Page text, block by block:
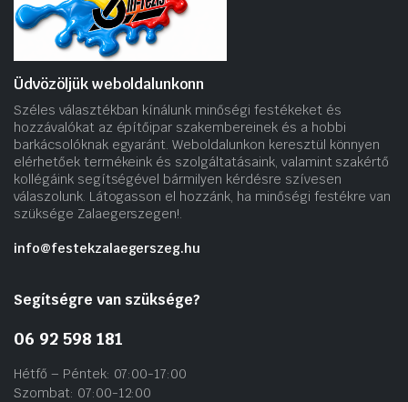
Üdvözöljük weboldalunkonn
Széles választékban kínálunk minőségi festékeket és
hozzávalókat az építőipar szakembereinek és a hobbi
barkácsolóknak egyaránt. Weboldalunkon keresztül könnyen
elérhetőek termékeink és szolgáltatásaink, valamint szakértő
kollégáink segítségével bármilyen kérdésre szívesen
válaszolunk. Látogasson el hozzánk, ha minőségi festékre van
szüksége Zalaegerszegen!.
info@festekzalaegerszeg.hu
Segítségre van szüksége?
06 92 598 181
Hétfő – Péntek: 07:00-17:00
Szombat: 07:00-12:00